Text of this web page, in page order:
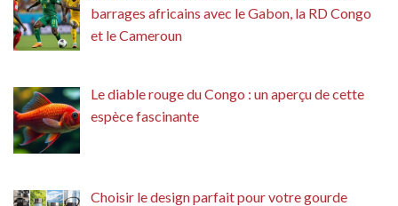
barrages africains avec le Gabon, la RD Congo
et le Cameroun
Le diable rouge du Congo : un aperçu de cette
espèce fascinante
Choisir le design parfait pour votre gourde